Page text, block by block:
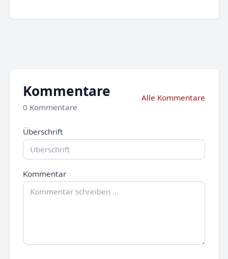
Kommentare
0 Kommentare
Alle Kommentare
Überschrift
Kommentar